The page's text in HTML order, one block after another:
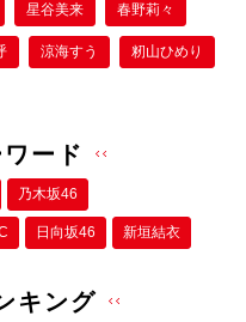
星谷美来 春野莉々
涼海すう 籾山ひめり
ード
乃木坂46
日向坂46 新垣結衣
キング